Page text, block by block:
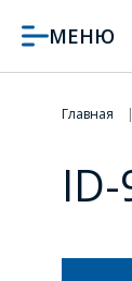
МЕНЮ
Главная